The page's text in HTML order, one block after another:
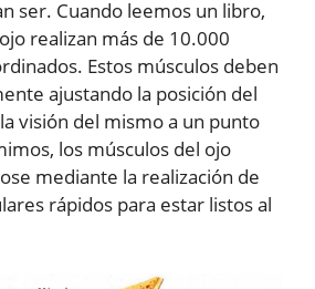
ser. Cuando leemos un libro,
realizan más de 10.000
Estos músculos deben
ajustando la posición del
visión del mismo a un punto
los músculos del ojo
mediante la realización de
rápidos para estar listos al